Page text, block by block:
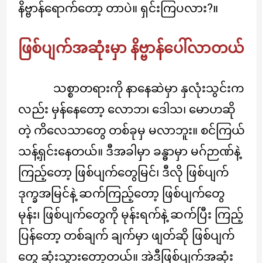
နိဗ္ဗာန်ရောက်တော့ တာပဲ။ ရှင်းကြပလား?။
ဖြစ်ပျက်အဆုံးမှာ နိဗ္ဗာန်ပေါ်လာတယ်
သစ္စာတရားကို နာနေဆဲမှာ နှလုံးသွင်းက
လည်း မှန်နေတော့ လောဘ၊ ဒေါသ၊ မောဟဆို
တဲ့ ကိလေသာတွေ တစ်ခုမှ မလာဘူး။ စင်ကြယ်
သန့်ရှင်းနေတယ်။ ဒီအခါမှာ ခန္ဓာမှာ မဂ်ဉာဏ်နဲ့
ကြည့်တော့ ဖြစ်ပျက်တွေမြင်၊ ဒီလို ဖြစ်ပျက်
ဒုက္ခအမြင်နဲ့ ဆက်ကြည့်တော့ ဖြစ်ပျက်တွေ
မုန်း၊ ဖြစ်ပျက်တွေကို မုန်းရက်နဲ့ ဆက်ပြီး ကြည့်
ပြန်တော့ တစ်ချက် ချက်မှာ ဖျတ်ဆို ဖြစ်ပျက်
တွေ ဆုံးသွားတော့တယ်။ အဲဒီဖြစ်ပျက်အဆုံး